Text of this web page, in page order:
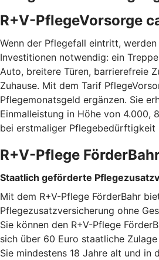
R+V-PflegeVorsorge
Wenn der Pflegefall eintritt,
Investitionen notwendig: ein
Auto, breitere Türen, barrierefreie
Zuhause. Mit dem Tarif
Pflegemonatsgeld ergänzen. Sie
Einmalleistung in Höhe von 4.000,
bei erstmaliger Pflegebedürftigkeit
R+V-Pflege
Staatlich geförderte
Mit dem R+V-Pflege FörderBahr
Pflegezusatzversicherung ohne
Sie können den R+V-Pflege
sich über 60 Euro staatliche
Sie mindestens 18 Jahre alt und in